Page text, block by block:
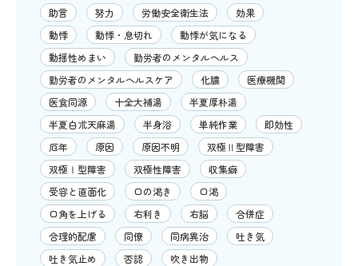
助言
努力 労働安全衛生法
効果
動悸
動悸・息切れ
動悸が気になる
動揺性めまい
勤労者のメンタルヘルス
勤労者のメンタルヘルスケア
化膿
医療機関
医食同源
十全大補湯
半夏厚朴湯
半夏白朮天麻湯
半身浴 単純作業
即効性
厄年
原因 原因不明
双極Ⅱ型障害
双極Ⅰ型障害
双極性障害
収集癖
受容と直面化
口の渇き
口渇
口角を上げる
右利き 右脳
合併症
合理的配慮
同僚 同病異治
吐き気
吐き気止め
否認
吹き出物